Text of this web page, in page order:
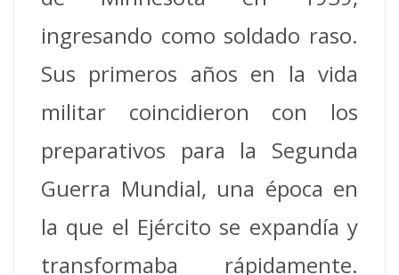
ingresando como soldado raso.
Sus primeros años en la vida
militar coincidieron con los
preparativos para la Segunda
Guerra Mundial, una época en
la que el Ejército se expandía y
transformaba rápidamente.